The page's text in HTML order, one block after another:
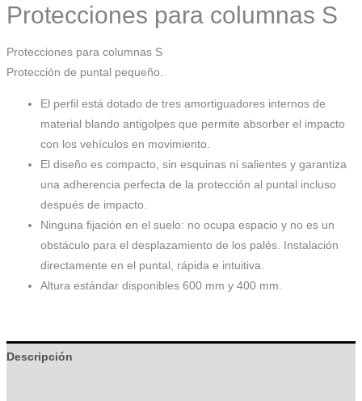
Protecciones para columnas S
Protecciones para columnas S
Protección de puntal pequeño.
El perfil está dotado de tres amortiguadores internos de
material blando antigolpes que permite absorber el impacto
con los vehículos en movimiento.
El diseño es compacto, sin esquinas ni salientes y garantiza
una adherencia perfecta de la protección al puntal incluso
después de impacto.
Ninguna fijación en el suelo: no ocupa espacio y no es un
obstáculo para el desplazamiento de los palés. Instalación
directamente en el puntal, rápida e intuitiva.
Altura estándar disponibles 600 mm y 400 mm.
Descripción